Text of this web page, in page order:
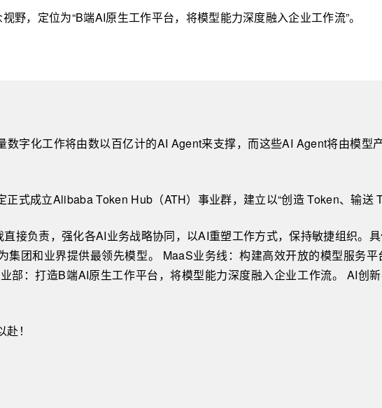
野，定位为“B端AI原生工作平台，将模型能力深度融入企业工作流”。
数字化工作将由数以百亿计的AI Agent来支撑，而这些AI Agent将由模
式成立Alibaba Token Hub（ATH）事业群，建立以“创造 Token、输送
接负责，强化各AI业务战略协同，以AI重塑工作方式，保持敏捷组织。
集团和业界提供最领先模型。 MaaS业务线：构建高效开放的模型服务
部：打造B端AI原生工作平台，将模型能力深度融入企业工作流。 AI创
！